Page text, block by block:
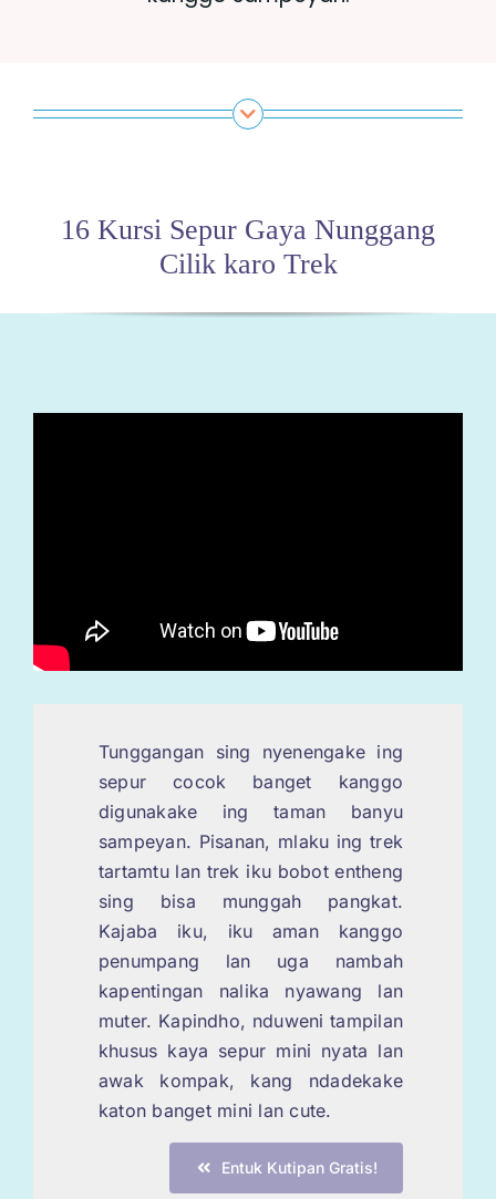
16 Kursi Sepur Gaya Nunggang
Cilik karo Trek
Tunggangan sing nyenengake ing
sepur cocok banget kanggo
digunakake ing taman banyu
sampeyan. Pisanan, mlaku ing trek
tartamtu lan trek iku bobot entheng
sing bisa munggah pangkat.
Kajaba iku, iku aman kanggo
penumpang lan uga nambah
kapentingan nalika nyawang lan
muter. Kapindho, nduweni tampilan
khusus kaya sepur mini nyata lan
awak kompak, kang ndadekake
katon banget mini lan cute.
Entuk Kutipan Gratis!